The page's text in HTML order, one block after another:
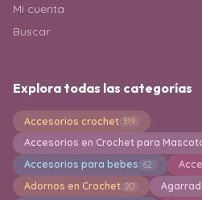
Mi cuenta
Buscar
Explora todas las categorías
Accesorios crochet 319
Accesorios en Crochet para
Accesorios para bebes 62
Adornos en Crochet 20